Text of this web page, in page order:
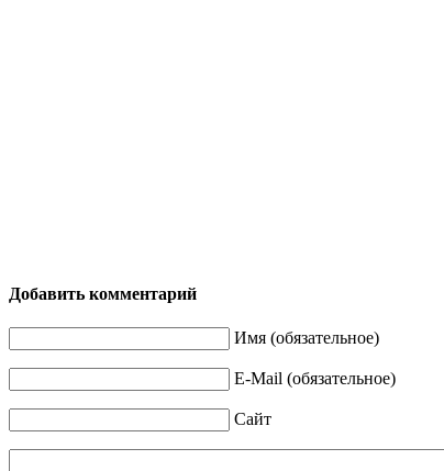
Добавить комментарий
Имя (обязательное)
E-Mail (обязательное)
Сайт